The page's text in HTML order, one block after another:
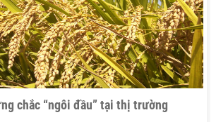
chắc “ngôi đầu” tại thị trường